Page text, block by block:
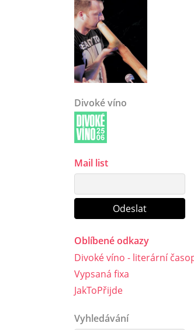
Divoké víno
Mail list
Oblíbené odkazy
Divoké víno - literární
Vypsaná fixa
JakToPřijde
Vyhledávání